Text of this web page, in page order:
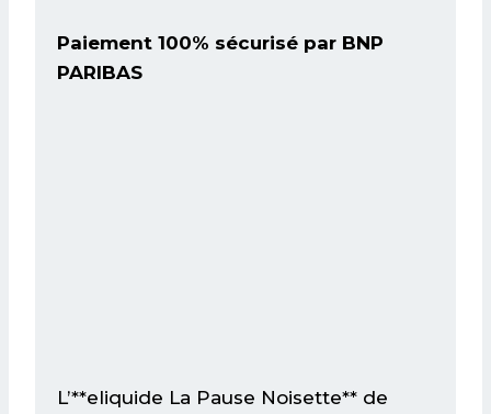
Paiement 100% sécurisé par BNP
PARIBAS
L’**eliquide La Pause Noisette** de